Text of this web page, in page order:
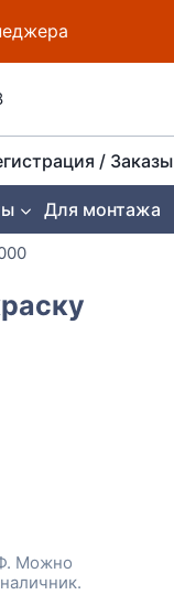
/ Заказы
Для монтажа
Можно